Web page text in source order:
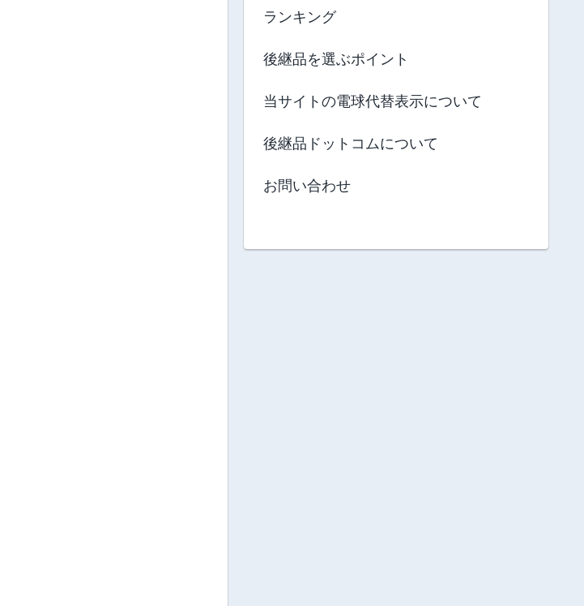
ランキング
後継品を選ぶポイント
当サイトの電球代替表示について
後継品ドットコムについて
お問い合わせ